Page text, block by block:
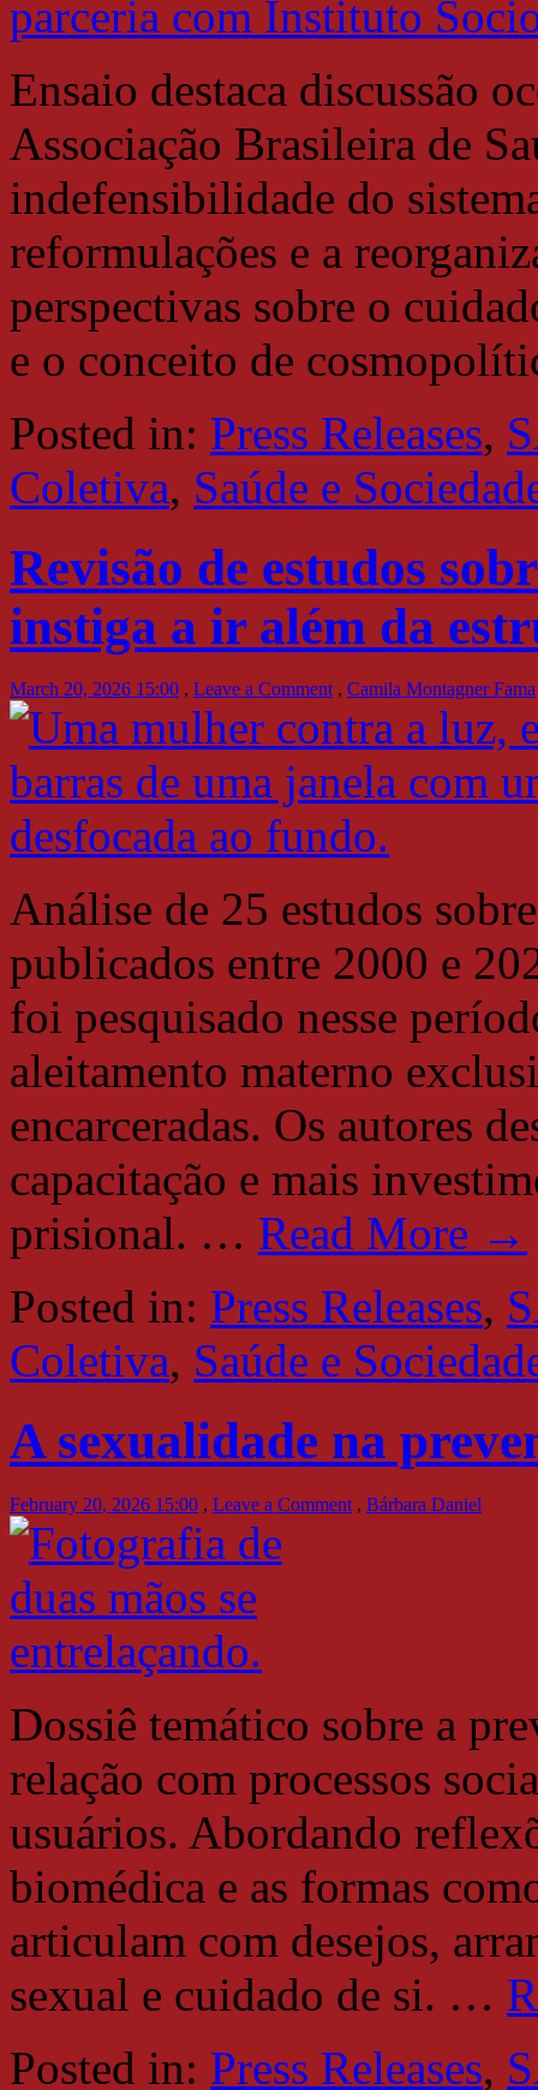
Ensaio destaca discussão
Associação Brasileira de
indefensibilidade do
reformulações e a
perspectivas sobre o
e o conceito de
Posted in: Press Releases,
Coletiva, Saúde e
Revisão de estudos
instiga a ir além da
March 20, 2026 15:00 , Leave a Comment, Camila Montagner Fama
Análise de 25 estudos
publicados entre 2000 e
foi pesquisado nesse
aleitamento materno
encarceradas. Os autores
capacitação e mais
prisional. … Read More →
Posted in: Press Releases,
Coletiva, Saúde e
A sexualidade na
February 20, 2026 15:00 , Leave a Comment , Bárbara Daniel
Dossiê temático sobre a
relação com processos
usuários. Abordando
biomédica e as formas
articulam com desejos,
sexual e cuidado de si. …
Posted in: Press Releases,